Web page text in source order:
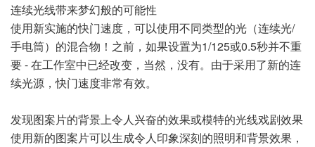
连续光线带来梦幻般的可能性
使用新实施的快门速度，可以使用不同类型的光（连续光/
手电筒）的混合物！之前，如果设置为1/125或0.5秒并不重
要 - 在工作室中已经改变，当然，没有。由于采用了新的连
续光源，快门速度非常有效。
发现图案片的背景上令人兴奋的效果或模特的光线戏剧效果
使用新的图案片可以生成令人印象深刻的照明和背景效果，